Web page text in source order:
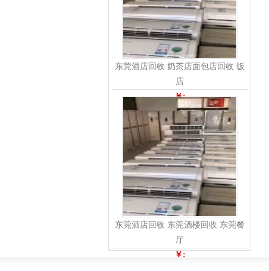
东莞酒店回收 奶茶店面包店回收 饭
店
￥:
东莞酒店回收 东莞酒楼回收 东莞餐
厅
￥: